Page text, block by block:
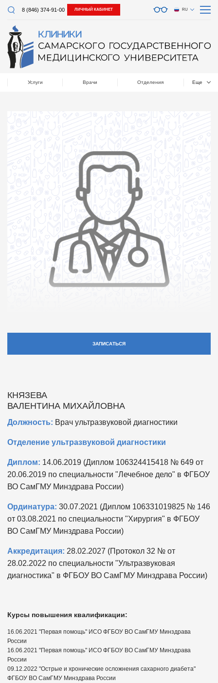
8 (846) 374-91-00 ЛИЧНЫЙ КАБИНЕТ RU
Услуги Врачи Отделения Еще
ЗАПИСАТЬСЯ
КНЯЗЕВА
ВАЛЕНТИНА МИХАЙЛОВНА
Должность: Врач ультразвуковой диагностики
Отделение ультразвуковой диагностики
Диплом: 14.06.2019 (Диплом 106324415418 № 649 от
20.06.2019 по специальности "Лечебное дело" в ФГБОУ
ВО СамГМУ Минздрава России)
Ординатура: 30.07.2021 (Диплом 106331019825 № 146
от 03.08.2021 по специальности "Хирургия" в ФГБОУ
ВО СамГМУ Минздрава России)
Аккредитация: 28.02.2027 (Протокол 32 № от
28.02.2022 по специальности "Ультразвуковая
диагностика" в ФГБОУ ВО СамГМУ Минздрава России)
Курсы повышения квалификации:
16.06.2021 "Первая помощь" ИСО ФГБОУ ВО СамГМУ Минздрава
России
16.06.2021 "Первая помощь" ИСО ФГБОУ ВО СамГМУ Минздрава
России
09.12.2022 "Острые и хронические осложнения сахарного диабета"
ФГБОУ ВО СамГМУ Минздрава России